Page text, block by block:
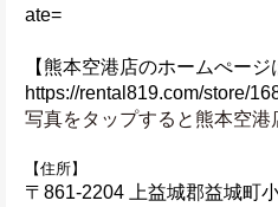
ate=
【熊本空港店のホームぺージ
https://rental819.com/store/
写真をタップすると熊本空港
【住所】
〒861-2204 上益城郡益城町